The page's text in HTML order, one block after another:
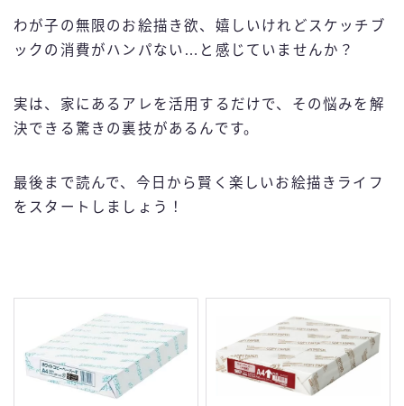
ふるさと納税
ブログ技術
わが子の無限のお絵描き欲、嬉しいけれどスケッチブ
ックの消費がハンパない…と感じていませんか？
実は、家にあるアレを活用するだけで、その悩みを解
決できる驚きの裏技があるんです。
最後まで読んで、今日から賢く楽しいお絵描きライフ
をスタートしましょう！